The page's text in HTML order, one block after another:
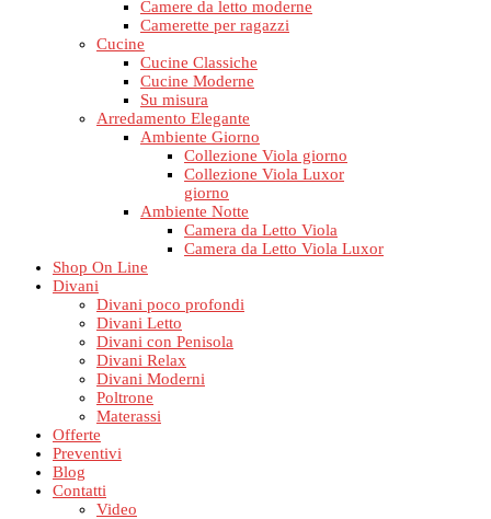
Camere da letto moderne
Camerette per ragazzi
Cucine
Cucine Classiche
Cucine Moderne
Su misura
Arredamento Elegante
Ambiente Giorno
Collezione Viola giorno
Collezione Viola Luxor
giorno
Ambiente Notte
Camera da Letto Viola
Camera da Letto Viola Luxor
Shop On Line
Divani
Divani poco profondi
Divani Letto
Divani con Penisola
Divani Relax
Divani Moderni
Poltrone
Materassi
Offerte
Preventivi
Blog
Contatti
Video